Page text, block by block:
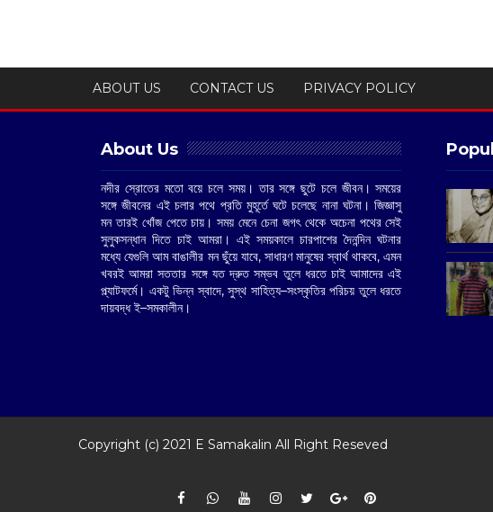
ABOUT US CONTACT US PRIVACY POLICY
About Us
নদীর স্রোতের মতো বয়ে চলে সময়। তার সঙ্গে ছুটে চলে জীবন। সময়ের
সঙ্গে জীবনের এই চলার পথে প্রতি মুহূর্তে ঘটে চলেছে নানা ঘটনা। জিজ্ঞাসু
মন তারই খোঁজ পেতে চায়। সময় মেনে চেনা জগৎ থেকে অচেনা পথের সেই
সুলুকসন্ধান দিতে চাই আমরা। এই সময়কালে চারপাশের দৈনন্দিন ঘটনার
মধ্যে যেগুলি আম বাঙালীর মন ছুঁয়ে যাবে, সাধারণ মানুষের স্বার্থ থাকবে, এমন
খবরই আমরা সততার সঙ্গে যত দ্রুত সম্ভব তুলে ধরতে চাই আমাদের এই
প্ল্যাটফর্মে। একটু ভিন্ন স্বাদে, সুস্থ সাহিত্য–সংস্কৃতির পরিচয় তুলে ধরতে
দায়বদ্ধ ই–সমকালীন।
Copyright (c) 2021 E Samakalin All Right Reseved